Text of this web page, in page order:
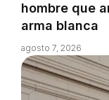
hombre que
arma blanca
agosto 7, 2026